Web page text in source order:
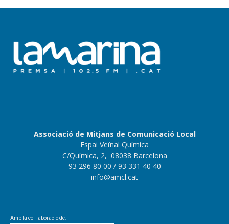
Associació de Mitjans de Comunicació Local
Espai Veïnal Química
C/Química, 2, 08038 Barcelona
93 296 80 00 / 93 331 40 40
info@amcl.cat
Amb la col·laboració de: